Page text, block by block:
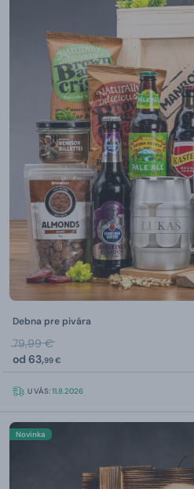
Debna pre pivára
79,99 €
od 63,99 €
U VÁS:11.8.2026
Novinka